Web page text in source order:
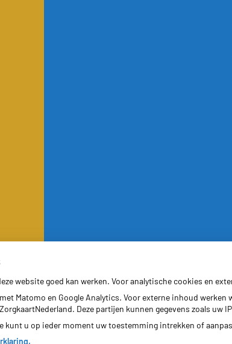
website goed kan werken. Voor analytische cookies en
Matomo en Google Analytics. Voor externe inhoud
Deze partijen kunnen gegevens zoals uw
kunt u op ieder moment uw toestemming intrekken of